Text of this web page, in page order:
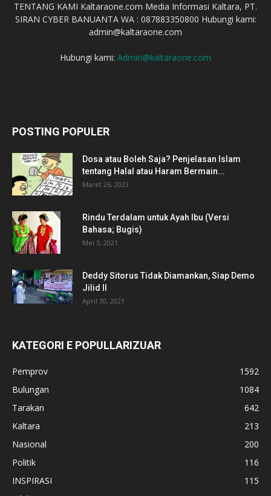
TENTANG KAMI Kaltaraone.com Media Informasi Kaltara, PT.
SIRAN CYBER BANUANTA WA : 087883350800 Hubungi kami:
admin@kaltaraone.com
Hubungi kami: Admin@kaltaraone.com
POSTING POPULER
Dosa atau Boleh Saja? Penjelasan Islam
tentang Halal atau Haram Bermain...
Maret 26, 2023
Rindu Terdalam untuk Ayah Ibu (Versi
Bahasa; Bugis)
Mei 3, 2021
Deddy Sitorus Tidak Diamankan, Siap Demo
Jilid II
April 30, 2021
KATEGORI E POPULLARIZUAR
Pemprov
1592
Bulungan
1084
Tarakan
642
Kaltara
213
Nasional
200
Politik
116
INSPIRASI
115